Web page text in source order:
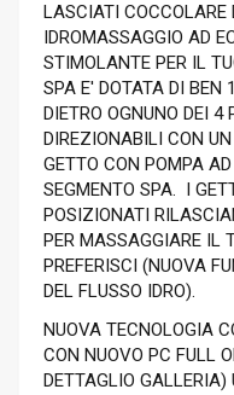
LASCIATI COCCOLARE
IDROMASSAGGIO AD
STIMOLANTE PER IL
SPA E' DOTATA DI BEN
DIETRO OGNUNO DEI 4
DIREZIONABILI CON
GETTO CON POMPA
SEGMENTO SPA. I
POSIZIONATI
PER MASSAGGIARE IL
PREFERISCI (NUOVA
DEL FLUSSO IDRO).
NUOVA TECNOLOGIA
CON NUOVO PC FULL
DETTAGLIO GALLERIA)